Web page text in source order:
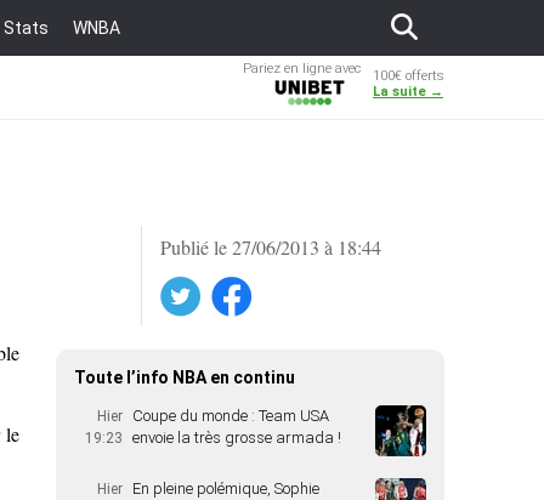
Stats WNBA
Pariez en ligne avec
100€ offerts
La suite →
Publié le 27/06/2013 à 18:44
Facebook
le
Toute l’info NBA en continu
Hier
19:23
Coupe du monde : Team USA
envoie la très grosse armada !
Hier
En pleine polémique, Sophie